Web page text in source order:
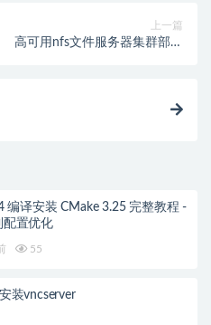
上一篇
高可用nfs文件服务器集群部署
编译安装 CMake 3.25 完整教程 -
配置优化
55
装vncserver